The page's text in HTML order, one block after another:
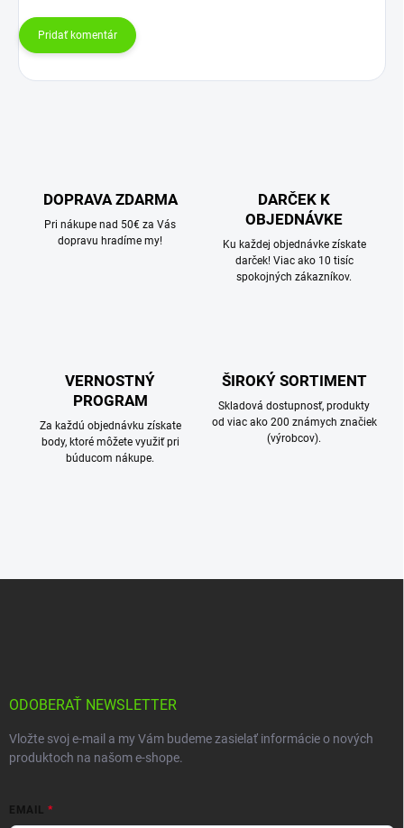
Pridať komentár
DOPRAVA ZDARMA
Pri nákupe nad 50€ za Vás
dopravu hradíme my!
DARČEK K
OBJEDNÁVKE
Ku každej objednávke získate
darček! Viac ako 10 tisíc
spokojných zákazníkov.
VERNOSTNÝ
PROGRAM
Za každú objednávku získate
body, ktoré môžete využiť pri
búducom nákupe.
ŠIROKÝ SORTIMENT
Skladová dostupnosť, produkty
od viac ako 200 známych značiek
(výrobcov).
ODOBERAŤ NEWSLETTER
Vložte svoj e-mail a my Vám budeme zasielať informácie o nových
produktoch na našom e-shope.
EMAIL